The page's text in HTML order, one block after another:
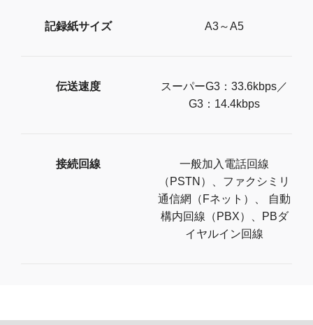
記録紙サイズ A3～A5
伝送速度
スーパーG3：33.6kbps／
G3：14.4kbps
接続回線
一般加入電話回線
（PSTN）、ファクシミリ
通信網（Fネット）、 自動
構内回線（PBX）、PBダ
イヤルイン回線